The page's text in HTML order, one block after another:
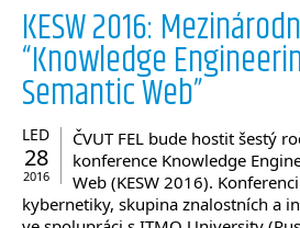
KESW 2016:
“Knowledge
Semantic Web”
LED
28
2016
ČVUT FEL bude hostit šestý
konference Knowledge
Web (KESW 2016).
kybernetiky, skupina znalostních a